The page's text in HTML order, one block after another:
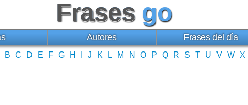
Frases go
Autores Frases del día
B C D E F G H J K L M N O P Q R S T U V W X